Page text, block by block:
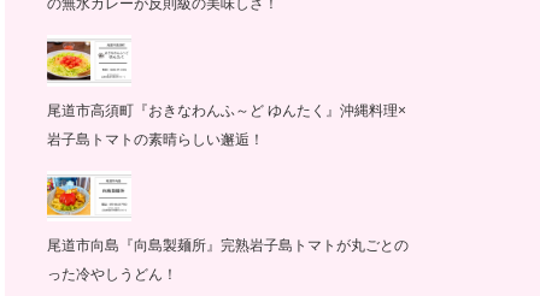
の無水カレーが反則級の美味しさ！
尾道市高須町『おきなわんふ～ど ゆんたく』沖縄料理×
岩子島トマトの素晴らしい邂逅！
尾道市向島『向島製麺所』完熟岩子島トマトが丸ごとの
った冷やしうどん！